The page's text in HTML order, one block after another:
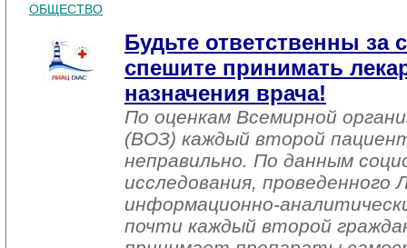
ОБЩЕСТВО
Будьте ответственны за
спешите принимать
назначения врача!
По оценкам Всемирной
(ВОЗ) каждый второй
неправильно. По данным
исследования, проведенного
информационно-
почти каждый второй